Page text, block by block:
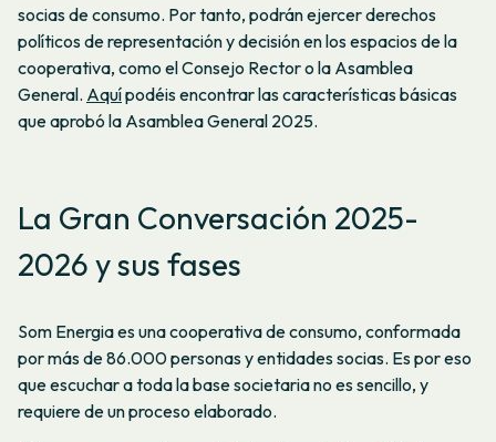
socias de consumo. Por tanto, podrán ejercer derechos
políticos de representación y decisión en los espacios de la
cooperativa, como el Consejo Rector o la Asamblea
General. Aquípodéis encontrar las características básicas
que aprobó la Asamblea General 2025.
La Gran Conversación 2025-
2026 y sus fases
Som Energia es una cooperativa de consumo, conformada
por más de 86.000 personas y entidades socias. Es por eso
que escuchar a toda la base societaria no es sencillo, y
requiere de un proceso elaborado.